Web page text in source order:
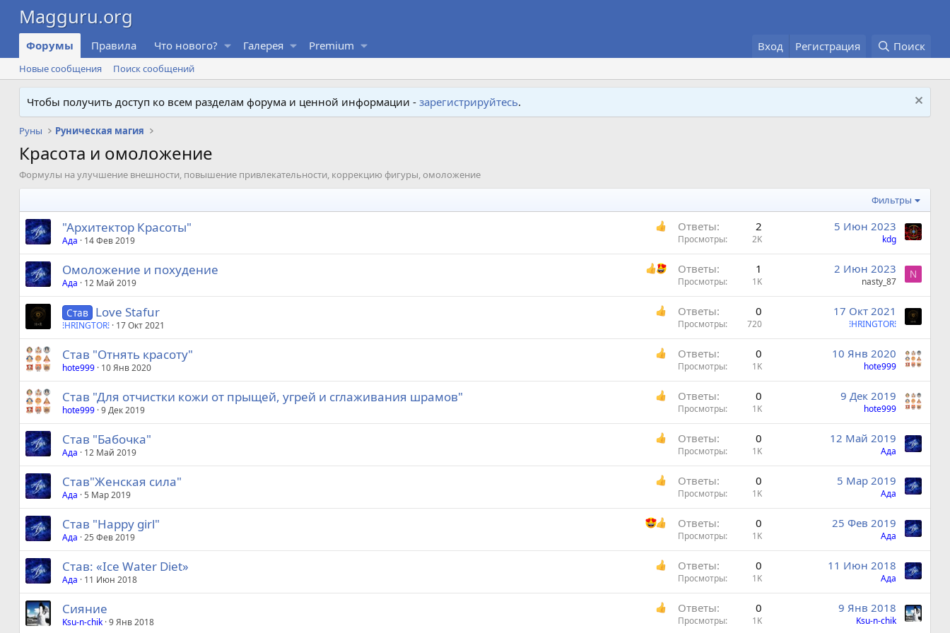
Форумы Правила Что нового? Галерея Premium Вход Регистрация Поиск
Новые сообщения Поиск сообщений
Чтобы получить доступ ко всем разделам форума и ценной информации - зарегистрируйтесь.
Руны Руническая магия
Красота и омоложение
Формулы на улучшение внешности, повышение привлекательности, коррекцию фигуры, омоложение
Фильтры
"Архитектор Красоты"
Ада 14 Фев 2019
Ответы 2
Просмотры 2K
5 Июн 2023
kdg
Омоложение и похудение
Ада 12 Май 2019
Ответы 1
Просмотры 1K
2 Июн 2023
nasty_87
N
Став Love Stafur
⁝HRINGTOR⁝ 17 Окт 2021
Ответы 0
Просмотры 720
17 Окт 2021
⁝HRINGTOR⁝
Став "Отнять красоту"
hote999 10 Янв 2020
Ответы 0
Просмотры 1K
10 Янв 2020
hote999
Став "Для отчистки кожи от прыщей, угрей и сглаживания шрамов"
hote999 9 Дек 2019
Ответы 0
Просмотры 1K
9 Дек 2019
hote999
Став "Бабочка"
Ада 12 Май 2019
Ответы 0
Просмотры 1K
12 Май 2019
Ада
Став"Женская сила"
Ада 5 Мар 2019
Ответы 0
Просмотры 1K
5 Мар 2019
Ада
Став "Happy girl"
Ада 25 Фев 2019
Ответы 0
Просмотры 1K
25 Фев 2019
Ада
Став: «Ice Water Diet»
Ада 11 Июн 2018
Ответы 0
Просмотры 1K
11 Июн 2018
Ада
Сияние
Ksu-n-chik 9 Янв 2018
Ответы 0
Просмотры 1K
9 Янв 2018
Ksu-n-chik